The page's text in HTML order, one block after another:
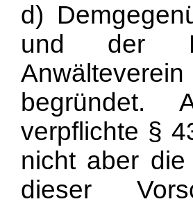
d)
und der
begründet.
verpflichte §
nicht aber
dieser